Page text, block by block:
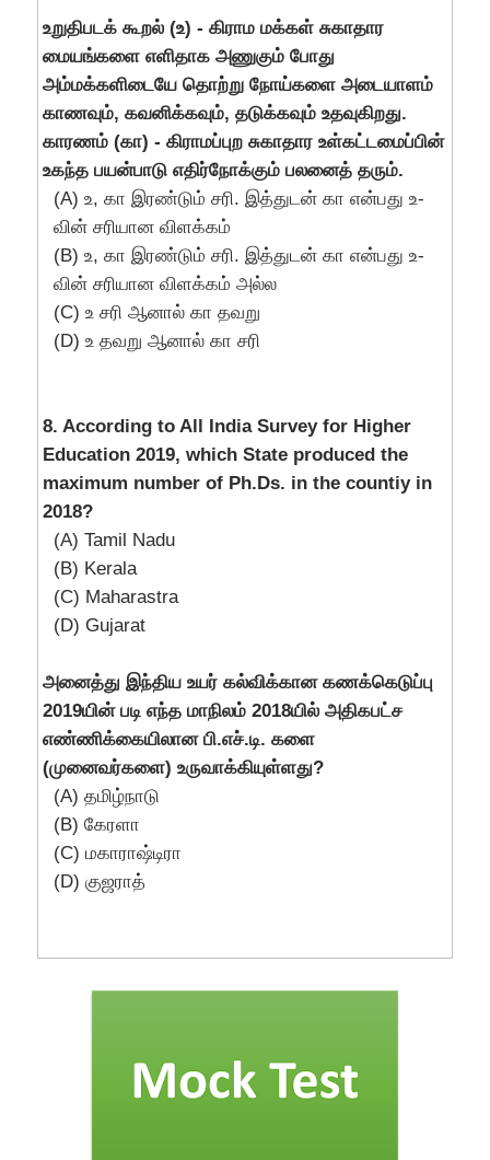
உறுதிபடக் கூறல் (உ) - கிராம மக்கள் சுகாதார
மையங்களை எளிதாக அணுகும் போது
அம்மக்களிடையே தொற்று நோய்களை அடையாளம்
காணவும், கவனிக்கவும், தடுக்கவும் உதவுகிறது.
காரணம் (கா) - கிராமப்புற சுகாதார உள்கட்டமைப்பின்
உகந்த பயன்பாடு எதிர்நோக்கும் பலனைத் தரும்.
(A) உ, கா இரண்டும் சரி. இத்துடன் கா என்பது உ-
வின் சரியான விளக்கம்
(B) உ, கா இரண்டும் சரி. இத்துடன் கா என்பது உ-
வின் சரியான விளக்கம் அல்ல
(C) உ சரி ஆனால் கா தவறு
(D) உ தவறு ஆனால் கா சரி
8. According to All India Survey for Higher
Education 2019, which State produced the
maximum number of Ph.Ds. in the countiy in
2018?
(A) Tamil Nadu
(B) Kerala
(C) Maharastra
(D) Gujarat
அனைத்து இந்திய உயர் கல்விக்கான கணக்கெடுப்பு
2019யின் படி எந்த மாநிலம் 2018யில் அதிகபட்ச
எண்ணிக்கையிலான பி.எச்.டி. களை
(முனைவர்களை) உருவாக்கியுள்ளது?
(A) தமிழ்நாடு
(B) கேரளா
(C) மகாராஷ்டிரா
(D) குஜராத்